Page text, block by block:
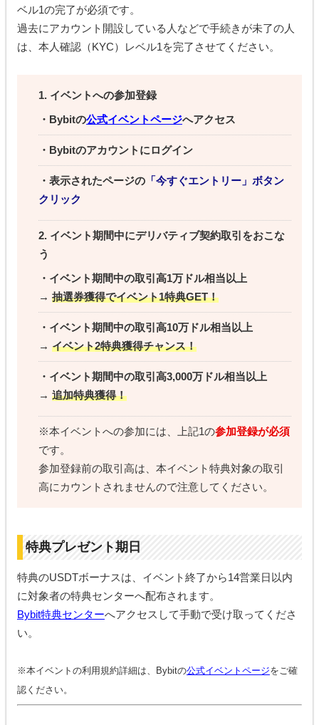
ベル1の完了が必須です。
過去にアカウント開設している人などで手続きが未了の人
は、本人確認（KYC）レベル1を完了させてください。
1. イベントへの参加登録
・Bybitの公式イベントページへアクセス
・Bybitのアカウントにログイン
・表示されたページの「今すぐエントリー」ボタン
クリック
2. イベント期間中にデリバティブ契約取引をおこな
う
・イベント期間中の取引高1万ドル相当以上
→ 抽選券獲得でイベント1特典GET！
・イベント期間中の取引高10万ドル相当以上
→ イベント2特典獲得チャンス！
・イベント期間中の取引高3,000万ドル相当以上
→ 追加特典獲得！
※本イベントへの参加には、上記1の参加登録が必須
です。
参加登録前の取引高は、本イベント特典対象の取引
高にカウントされませんので注意してください。
特典プレゼント期日
特典のUSDTボーナスは、イベント終了から14営業日以内
に対象者の特典センターへ配布されます。
Bybit特典センターへアクセスして手動で受け取ってくださ
い。
※本イベントの利用規約詳細は、Bybitの公式イベントページをご確
認ください。